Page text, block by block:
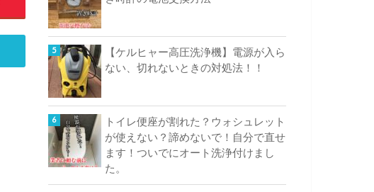
【ケルヒャー高圧洗浄機】電源が入ら
ない、切れないときの対処法！！
トイレ便座が割れた？ウォシュレット
が使えない？諦めないで！自分で直せ
ます！ついでにオート洗浄付けまし
た。